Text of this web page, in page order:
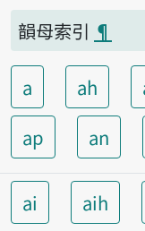
韻母索引 ¶
a ah
ap
an
ai aih